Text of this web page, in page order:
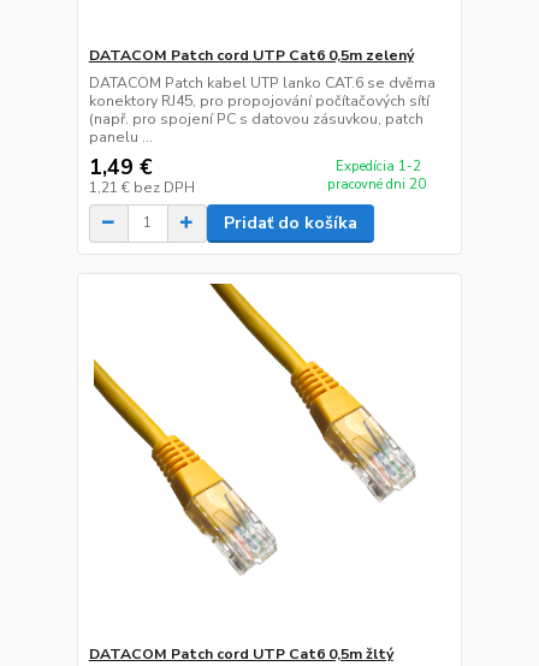
DATACOM Patch cord UTP Cat6 0,5m zelený
DATACOM Patch kabel UTP lanko CAT.6 se dvěma
konektory RJ45, pro propojování počítačových sítí
(např. pro spojení PC s datovou zásuvkou, patch
panelu ...
1,49 €
1,21 € bez DPH
Expedícia 1-2
pracovné dni 20
Pridať do košíka
DATACOM Patch cord UTP Cat6 0,5m žltý